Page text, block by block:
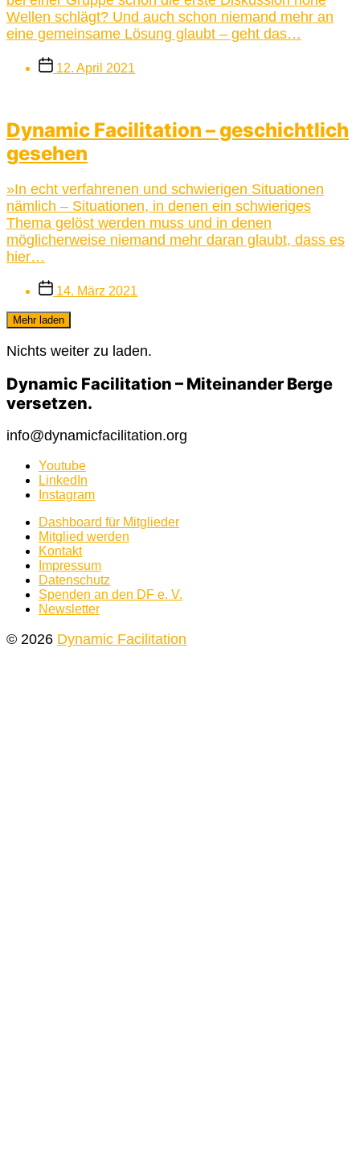
Wellen schlägt? Und auch schon niemand mehr an
eine gemeinsame Lösung glaubt – geht das…
Beitragsdatum
12. April 2021
Dynamic Facilitation – geschichtlich
gesehen
»In echt verfahrenen und schwierigen Situationen
nämlich – Situationen, in denen ein schwieriges
Thema gelöst werden muss und in denen
möglicherweise niemand mehr daran glaubt, dass es
hier…
Beitragsdatum
14. März 2021
Mehr laden
Nichts weiter zu laden.
Dynamic Facilitation – Miteinander Berge
versetzen.
info@dynamicfacilitation.org
Youtube
LinkedIn
Instagram
Dashboard für Mitglieder
Mitglied werden
Kontakt
Impressum
Datenschutz
Spenden an den DF e. V.
Newsletter
© 2026 Dynamic Facilitation